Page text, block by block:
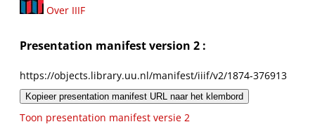
Over IIIF
Presentation manifest version 2 :
https://objects.library.uu.nl/manifest/iiif/v2/1874-376913
Kopieer presentation manifest URL naar het klembord
Toon presentation manifest versie 2